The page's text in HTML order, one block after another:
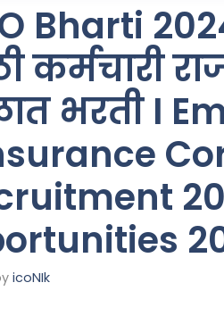
Bharti
कर्मचारी
भरती I
icoNIk